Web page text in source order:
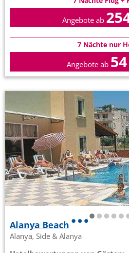
Angebote ab
7 Nächte nur
Angebote ab
Alanya Beach
Alanya, Side & Alanya